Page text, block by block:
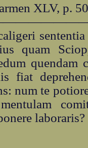
XLV, p. 50
quam
quendam
fiat
num te
laboraris?